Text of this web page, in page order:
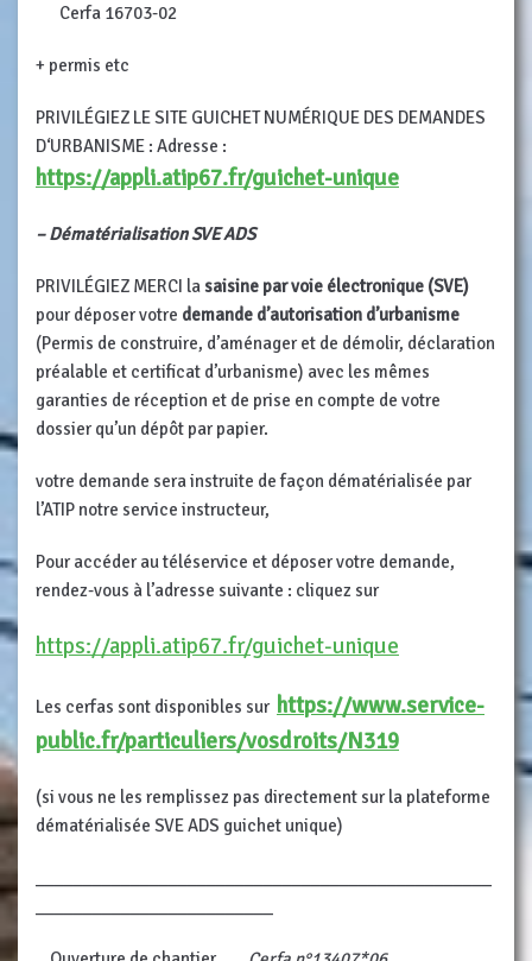
Cerfa 16703-02
+ permis etc
PRIVILÉGIEZ LE SITE GUICHET NUMÉRIQUE DES DEMANDES
D‘URBANISME : Adresse :
https://appli.atip67.fr/guichet-unique
– Dématérialisation SVE ADS
PRIVILÉGIEZ MERCI lasaisine par voie électronique (SVE)
pour déposer votre demande d’autorisation d’urbanisme
(Permis de construire, d’aménager et de démolir, déclaration
préalable et certificat d’urbanisme) avec les mêmes
garanties de réception et de prise en compte de votre
dossier qu’un dépôt par papier.
votre demande sera instruite de façon dématérialisée par
l’ATIP notre service instructeur,
Pour accéder au téléservice et déposer votre demande,
rendez-vous à l’adresse suivante : cliquez sur
https://appli.atip67.fr/guichet-unique
Les cerfas sont disponibles sur https://www.service-
public.fr/particuliers/vosdroits/N319
(si vous ne les remplissez pas directement sur la plateforme
dématérialisée SVE ADS guichet unique)